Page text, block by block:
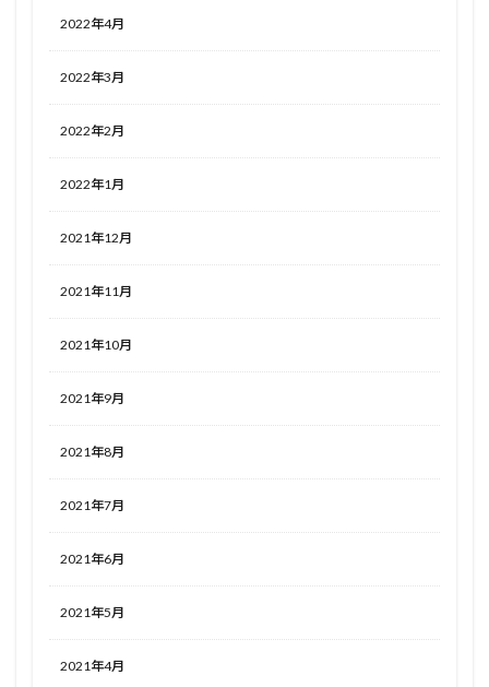
2022年4月
2022年3月
2022年2月
2022年1月
2021年12月
2021年11月
2021年10月
2021年9月
2021年8月
2021年7月
2021年6月
2021年5月
2021年4月